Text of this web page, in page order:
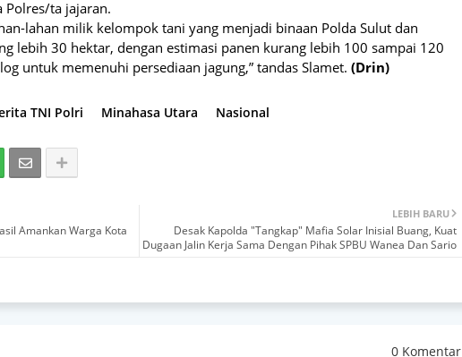
Polres/ta jajaran.
lahan milik kelompok tani yang menjadi binaan Polda Sulut dan
lebih 30 hektar, dengan estimasi panen kurang lebih 100 sampai 120
untuk memenuhi persediaan jagung,” tandas Slamet. (Drin)
TNI Polri Minahasa Utara Nasional
LEBIH BARU
Desak Kapolda "Tangkap" Mafia Solar Inisial Buang, Kuat
Dugaan Jalin Kerja Sama Dengan Pihak SPBU Wanea Dan Sario
Amankan Warga Kota
0 Komentar